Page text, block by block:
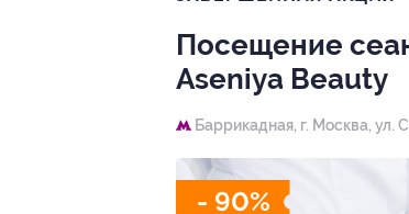
Посещение
Aseniya Beauty
Баррикадная, г. Москва, ул.
- 90%